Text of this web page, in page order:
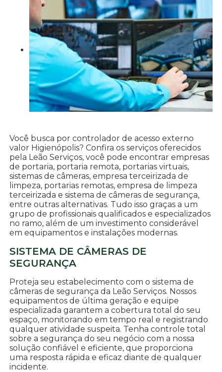
Você busca por controlador de acesso externo
valor Higienópolis? Confira os serviços oferecidos
pela Leão Serviços, você pode encontrar empresas
de portaria, portaria remota, portarias virtuais,
sistemas de câmeras, empresa terceirizada de
limpeza, portarias remotas, empresa de limpeza
terceirizada e sistema de câmeras de segurança,
entre outras alternativas. Tudo isso graças a um
grupo de profissionais qualificados e especializados
no ramo, além de um investimento considerável
em equipamentos e instalações modernas.
SISTEMA DE CÂMERAS DE
SEGURANÇA
Proteja seu estabelecimento com o sistema de
câmeras de segurança da Leão Serviços. Nossos
equipamentos de última geração e equipe
especializada garantem a cobertura total do seu
espaço, monitorando em tempo real e registrando
qualquer atividade suspeita. Tenha controle total
sobre a segurança do seu negócio com a nossa
solução confiável e eficiente, que proporciona
uma resposta rápida e eficaz diante de qualquer
incidente.